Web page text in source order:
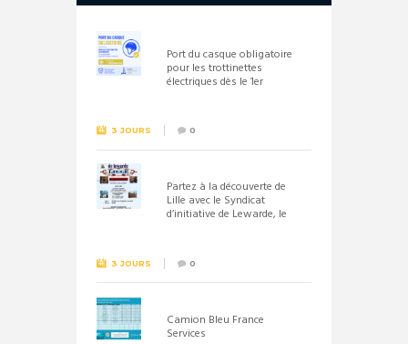
Port du casque obligatoire
pour les trottinettes
électriques dès le 1er
3 JOURS 0
Partez à la découverte de
Lille avec le Syndicat
d’initiative de Lewarde, le
3 JOURS 0
Camion Bleu France
Services